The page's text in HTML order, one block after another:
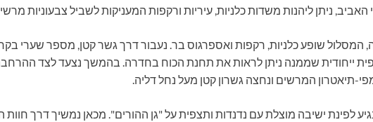
האביב, ניתן ליהנות משדות כלניות, עיריות ורקפות המעניקות לשביל צבעוניות
המסלול שופע כלניות, רקפות ואספרגוס בר. נעבור דרך גשר קטן, מספר שערי בקר
ייחודית שממנה ניתן לראות את תחנת הכוח בחדרה. בהמשך נצעד לצד
תיאטרון המרשים ונחצה גשרון קטן מעל נחל דליה.
לפינת ישיבה מוצלת עם נדנדות ותצפית על "גן ההורים". מכאן נמשיך דרך חוות